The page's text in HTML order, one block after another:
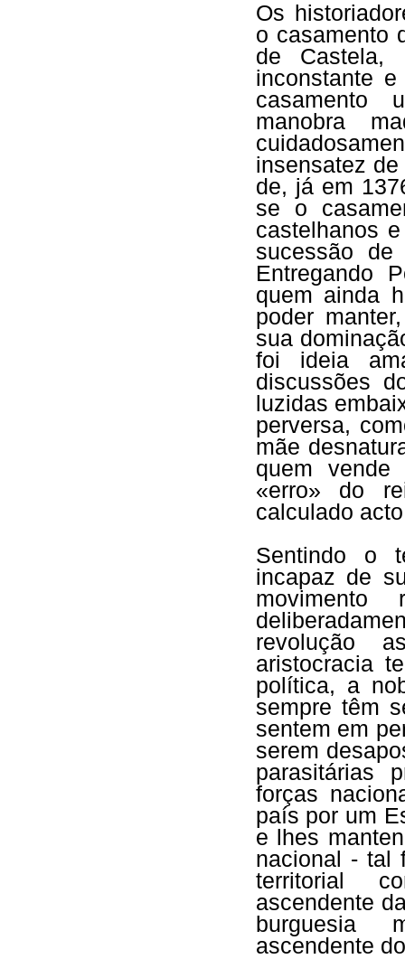
Os
o casamento
de
inconstante
casamento
manobra
insensatez
de, já em
se o
castelhanos
sucessão
Entregando
quem ainda
poder
sua
foi ideia
discussões
luzidas
perversa,
mãe
quem
«erro» do
calculado
Sentindo o
incapaz de
movimento
revolução
aristocracia
política, a
sempre têm
sentem em
serem
parasitárias
forças
país por um
e lhes
nacional - tal
territorial
ascendente
burguesia
ascendente